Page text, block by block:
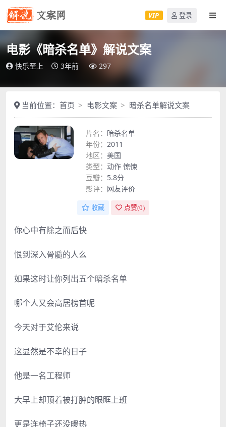
VIP 登录
电影《暗杀名单》解说文案
快乐至上 3年前 297
当前位置： 首页 电影文案 暗杀名单解说文案
片名： 暗杀名单
年份： 2011
地区： 美国
类型： 动作 惊悚
豆瓣： 5.8分
影评： 网友评价
收藏 点赞(0)
你心中有除之而后快
恨到深入骨髓的人么
如果这时让你列出五个暗杀名单
哪个人又会高居榜首呢
今天对于艾伦来说
这显然是不幸的日子
他是一名工程师
大早上却顶着被打肿的眼眶上班
更是连椅子还没暖热